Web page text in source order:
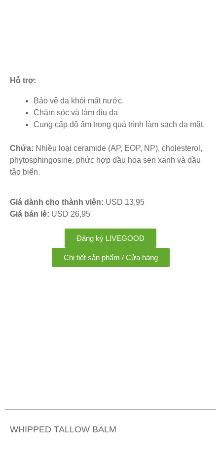
Hỗ trợ:
Bảo vệ da khỏi mất nước.
Chăm sóc và làm dịu da
Cung cấp độ ẩm trong quá trình làm sạch da mặt.
Chứa: Nhiều loại ceramide (AP, EOP, NP), cholesterol,
phytosphingosine, phức hợp dầu hoa sen xanh và dầu
tảo biển.
Giá dành cho thành viên: USD 13,95
Giá bán lẻ: USD 26,95
Đăng ký LIVEGOOD
Chi tiết sản phẩm / Cửa hàng
WHIPPED TALLOW BALM